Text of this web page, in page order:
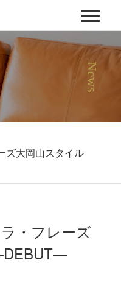
News
ズ大岡山スタイル
ラ・フレーズ